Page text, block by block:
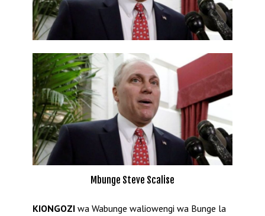
Mbunge Steve Scalise
KIONGOZI wa Wabunge waliowengi wa Bunge la